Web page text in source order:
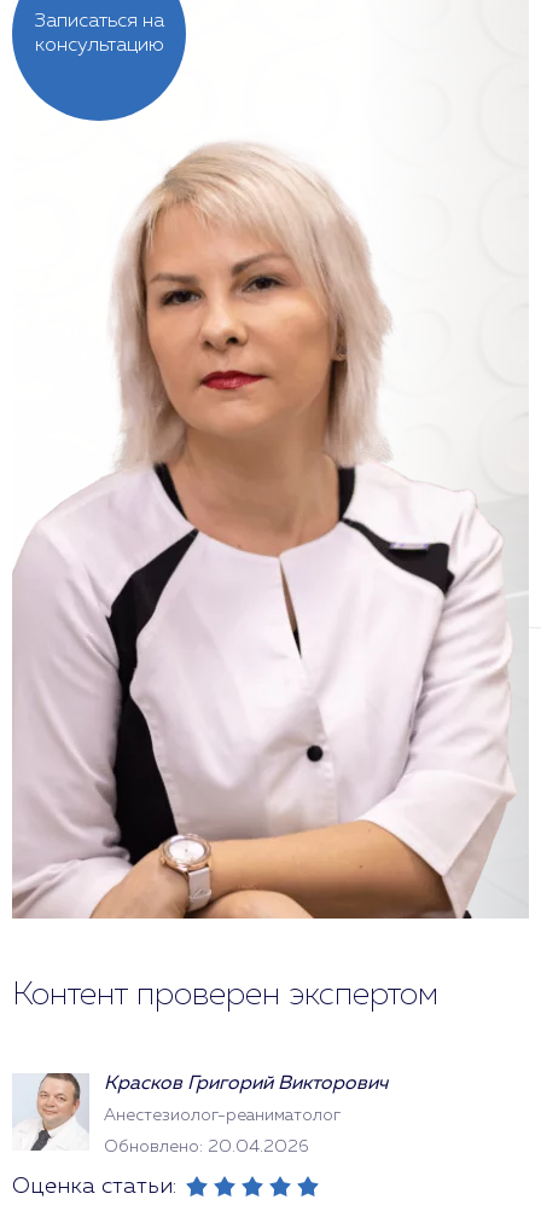
Записаться на
консультацию
Контент проверен экспертом
Красков Григорий Викторович
Анестезиолог-реаниматолог
Обновлено: 20.04.2026
Оценка статьи: